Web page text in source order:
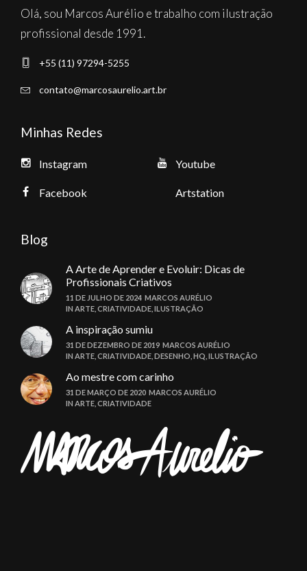
Olá, sou Marcos Aurélio e trabalho com ilustração
profissional desde 1991.
+55 (11) 97294-5255
contato@marcosaurelio.art.br
Minhas Redes
Instagram
Facebook
Youtube
Artstation
Blog
A Arte de Aprender e Evoluir: Dicas de
Profissionais Criativos
11 DE JULHO DE 2024 MARCOS AURÉLIO
IN ARTE CRIATIVIDADE ILUSTRAÇÃO
A inspiração sumiu
31 DE DEZEMBRO DE 2019 MARCOS AURÉLIO
IN ARTE CRIATIVIDADE DESENHO HQ ILUSTRAÇÃO
Ao mestre com carinho
31 DE MARÇO DE 2020 MARCOS AURÉLIO
IN ARTE CRIATIVIDADE